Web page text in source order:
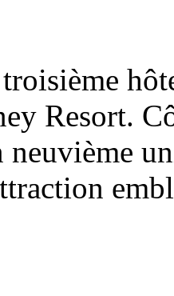
Resort.
neuvième